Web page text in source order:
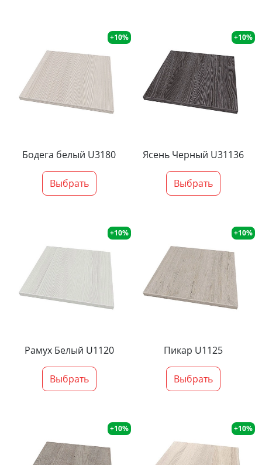
+10%
Бодега белый U3180
Выбрать
+10%
Ясень Черный U31136
Выбрать
+10%
Рамух Белый U1120
Выбрать
+10%
Пикар U1125
Выбрать
+10% +10%